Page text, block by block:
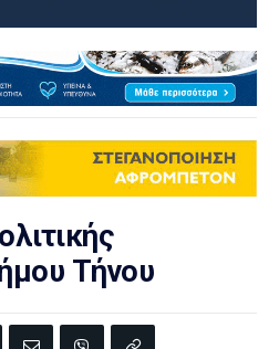
Τήνου